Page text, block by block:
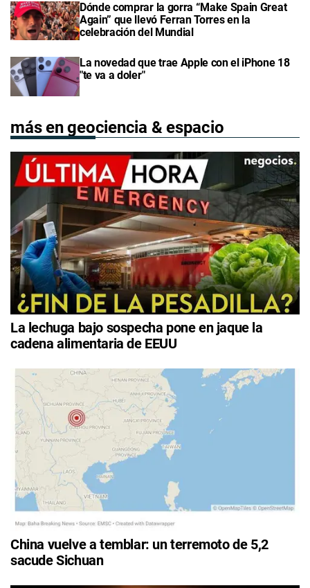
Dónde comprar la gorra “Make Spain Great
Again” que llevó Ferran Torres en la
celebración del Mundial
La novedad que trae Apple con el iPhone 18
"te va a doler"
más en geociencia & espacio
La lechuga bajo sospecha pone en jaque la
cadena alimentaria de EEUU
China vuelve a temblar: un terremoto de 5,2
sacude Sichuan